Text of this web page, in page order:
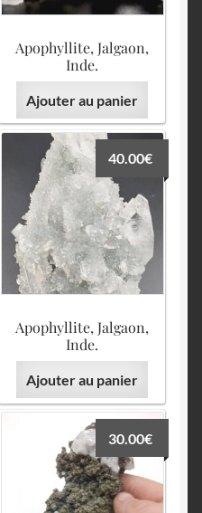
Apophyllite, Jalgaon,
Inde.
Ajouter au panier
Apophyllite, Jalgaon,
Inde.
40.00€
Ajouter au panier
30.00€